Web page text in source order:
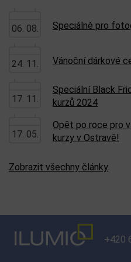
06. 08. Speciálně pro
24. 11. Vánoční dárkové
17. 11.
Speciální Black
kurzů 2024
17. 05.
Opět po roce pro
kurzy v Ostravě!
Zobrazit všechny články
+420